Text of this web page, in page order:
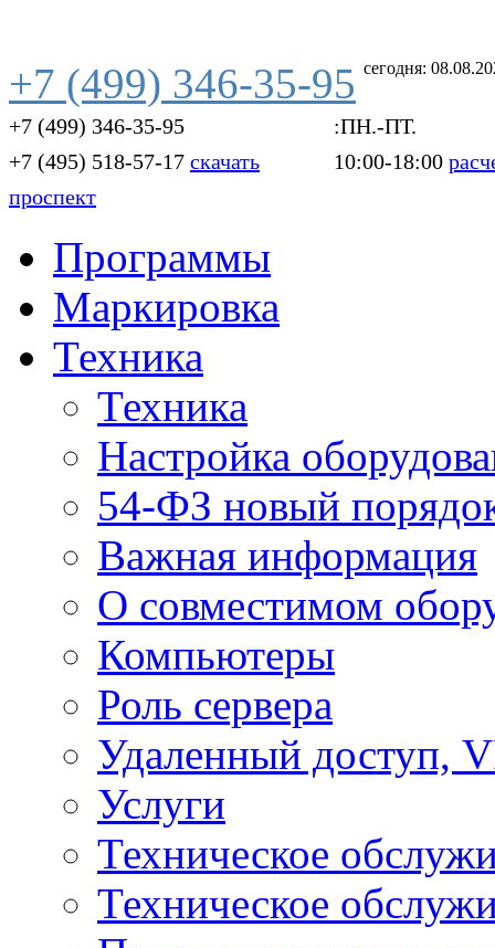
сегодня:
+7 (499) 346-35-95
+7 (499) 346-35-95
+7 (495) 518-57-17 скачать
проспект
:ПН.-ПТ.
10:00-18:00
Программы
Маркировка
Техника
Техника
Настройка
54-ФЗ новый
Важная информация
О совместимом
Компьютеры
Роль сервера
Удаленный доступ,
Услуги
Техническое
Техническое